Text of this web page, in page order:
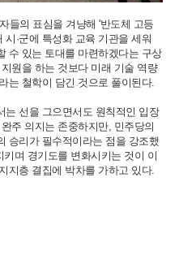
들의 표심을 겨냥해 '반도체 고등
·군에 특성화 교육 기관을 세워
수 있는 토대를 마련하겠다는 구상
원을 하는 것보다 미래 기술 역량
는 철학이 담긴 것으로 풀이된다.
는 선을 그으면서도 원칙적인 입장
주 의지는 존중하지만, 민주당의
승리가 필수적이라는 점을 강조했
며 경기도를 변화시키는 것이 이
지층 결집에 박차를 가하고 있다.